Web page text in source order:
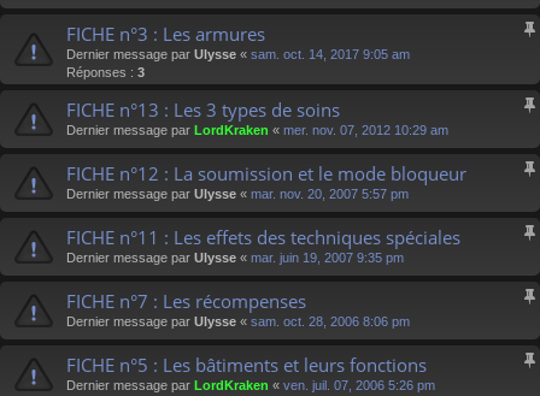
FICHE n°3 : Les armures
Dernier message par Ulysse « sam. oct. 14, 2017 9:05 am
Réponses : 3
FICHE n°13 : Les 3 types de soins
Dernier message par LordKraken « mer. nov. 07, 2012 10:29 am
FICHE n°12 : La soumission et le mode bloqueur
Dernier message par Ulysse « mar. nov. 20, 2007 5:57 pm
FICHE n°11 : Les effets des techniques spéciales
Dernier message par Ulysse « mar. juin 19, 2007 9:35 pm
FICHE n°7 : Les récompenses
Dernier message par Ulysse « sam. oct. 28, 2006 8:06 pm
FICHE n°5 : Les bâtiments et leurs fonctions
Dernier message par LordKraken « ven. juil. 07, 2006 5:26 pm